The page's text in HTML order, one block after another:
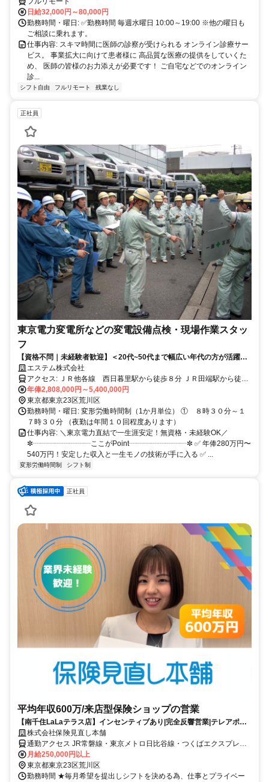
日給32,000円～80,000円
勤務時間・曜日: ✅勤務時間 毎週水曜日 10:00～19:00 ※他の曜日も
ご相談に乗れます。
仕事内容: スキマ時間に医師の診察が受けられる オンライン診療サー
ビス。 事業拡大に向けて患者様に 高品質な医療の提供をしていくた
め、 医師の皆様のお力添えが必要です！ ご自宅などでのオンライン
診...
シフト自由 フルリモート 残業なし
正社員
東京電力変電所などの変電設備点検・現場作業スタッ
フ
【資格不問｜未経験者歓迎】＜20代~50代まで幅広い年代の方が活躍中
＞未経験者からスキル・資格を取得して一生涯安定の技術が身につきま
す♪
エステム株式会社
アクセス: ＪＲ他各線 西日暮里駅から徒歩８分 ＪＲ田端駅から徒歩
１０分 京成新三河島駅から徒歩５分
年俸2,808,000円～5,400,000円
東京都東京23区荒川区
勤務時間・曜日: 変形労働時間制（1か月単位） ① ８時３０分～１
７時３０分 （夜勤は年間１０回程度あります）
仕事内容: ＼東京電力直結で一生涯安定！無資格・未経験OK／
✼┈┈┈┈┈┈┈┈ここがPoint┈┈┈┈┈┈┈┈✼ ✅ 年俸280万円〜
540万円！安定した収入と一生モノの技術が手に入る ✅ ...
変形労働時間制 シフト制
正社員
平均年収600万/来店型保険ショップの営業
【南千住LaLaテラス店】インセンティブあり|完全反響営業|テレアポ・
飛び込みなどの営業活動一切ナシ
株式会社保険見直し本舗
通勤アクセス JR常磐線・東京メトロ日比谷線・つくばエクスプレス
「南千住駅」から徒歩4分
月給250,000円以上
東京都東京23区荒川区
勤務時間 ★毎月希望を提出しシフトを決める為、仕事とプライベー